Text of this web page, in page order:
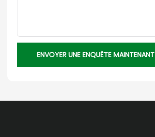
ENVOYER UNE ENQUÊTE MAINTENANT